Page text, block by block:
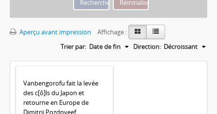
Aperçu avant impression
Affichage :
Trier par: Date de fin Direction: Décroissant
Vanbengorofu fait la levée
des c[ô]ls du Japon et
retourne en Europe de
Dimitrii Pozdnyeef